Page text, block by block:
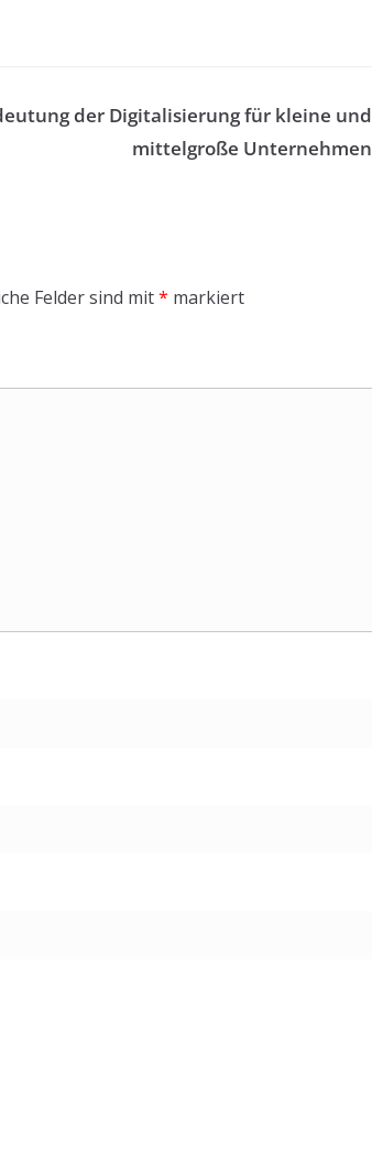
der Digitalisierung für kleine und
mittelgroße Unternehmen
Felder sind mit* markiert